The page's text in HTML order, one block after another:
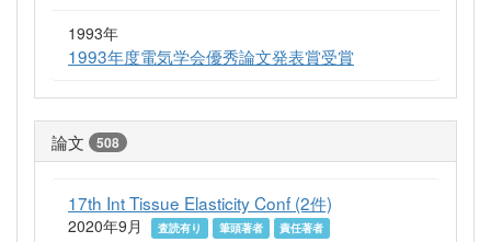
1993年
1993年度電気学会優秀論文発表賞受賞
論文 508
17th Int Tissue Elasticity Conf (2件)
2020年9月 査読有り 筆頭著者 責任著者